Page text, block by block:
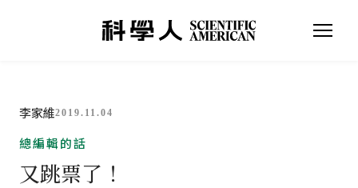
李家維2019.11.04
總編輯的話
又跳票了！